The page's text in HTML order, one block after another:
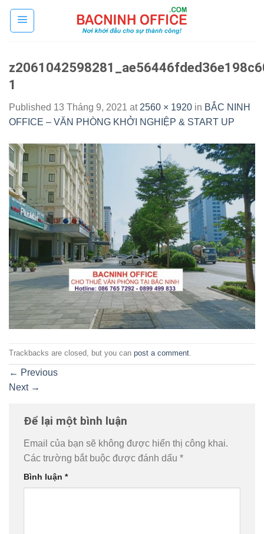
Skip
1
Published 13 Tháng 9, 2021 at 2560 × 1920 in BẮC NINH
OFFICE – VĂN PHÒNG KHỞI NGHIỆP & START UP
Trackbacks are closed, but you can post a comment.
← Previous
Next →
Để lại một bình luận
Email của bạn sẽ không được hiển thị công khai.
Các trường bắt buộc được đánh dấu *
Bình luận *